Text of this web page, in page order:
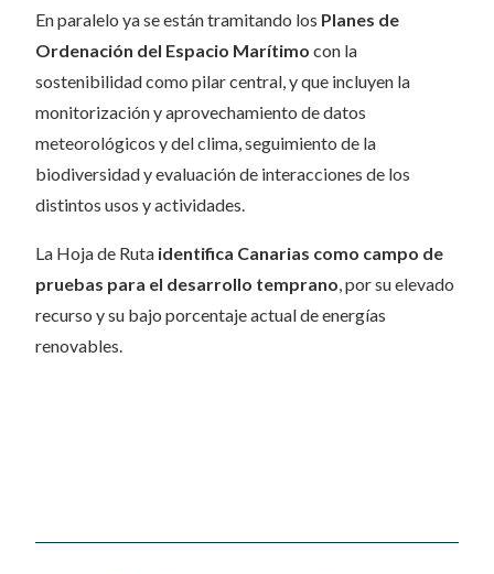
En paralelo ya se están tramitando los Planes de
Ordenación del Espacio Marítimo con la
sostenibilidad como pilar central, y que incluyen la
monitorización y aprovechamiento de datos
meteorológicos y del clima, seguimiento de la
biodiversidad y evaluación de interacciones de los
distintos usos y actividades.
La Hoja de Ruta identifica Canarias como campo de
pruebas para el desarrollo temprano , por su elevado
recurso y su bajo porcentaje actual de energías
renovables.